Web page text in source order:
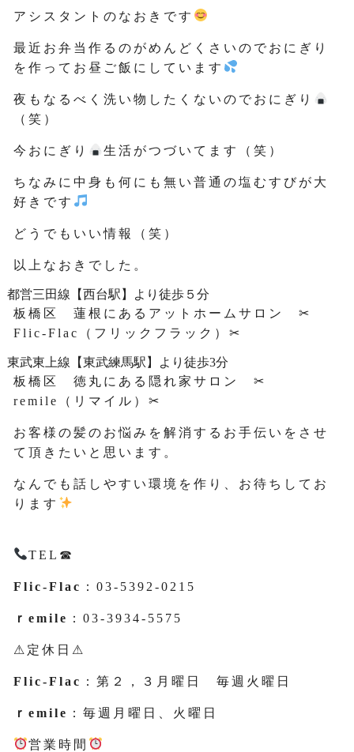
アシスタントのなおきです
最近お弁当作るのがめんどくさいのでおにぎり
を作ってお昼ご飯にしています
夜もなるべく洗い物したくないのでおにぎり
（笑）
今おにぎり 生活がつづいてます（笑）
ちなみに中身も何にも無い普通の塩むすびが大
好きです
どうでもいい情報（笑）
以上なおきでした。
都営三田線【西台駅】より徒歩５分
板橋区 蓮根にあるアットホームサロン ✂
Flic-Flac（フリックフラック）✂
東武東上線【東武練馬駅】より徒歩3分
板橋区 徳丸にある隠れ家サロン ✂
remile（リマイル）✂
お客様の髪のお悩みを解消するお手伝いをさせ
て頂きたいと思います。
なんでも話しやすい環境を作り、お待ちしてお
ります
TEL☎
Flic-Flac ：03-5392-0215
ｒemile ：03-3934-5575
⚠定休日⚠
Flic-Flac ：第２，３月曜日 毎週火曜日
ｒemile ：毎週月曜日、火曜日
営業時間